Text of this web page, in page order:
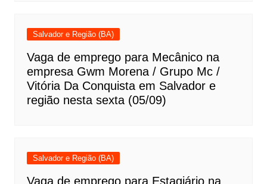
Salvador e Região (BA)
Vaga de emprego para Mecânico na
empresa Gwm Morena / Grupo Mc /
Vitória Da Conquista em Salvador e
região nesta sexta (05/09)
Salvador e Região (BA)
Vaga de emprego para Estagiário na